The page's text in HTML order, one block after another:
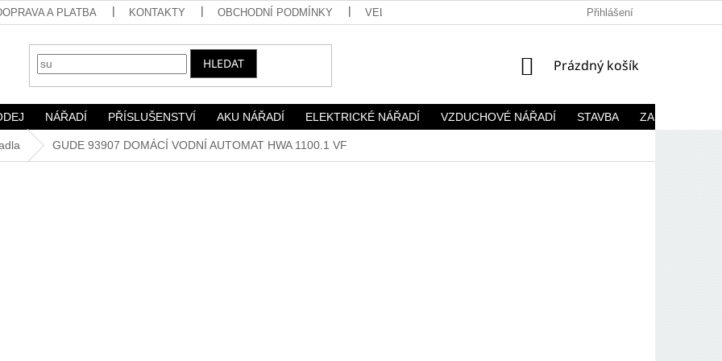
A PLATBA KONTAKTY OBCHODNÍ PODMÍNKY VELKOOBCHOD Přihlášení
HLEDAT
NÁKUPNÍ
Prázdný košík
NÁŘADÍ PŘÍSLUŠENSTVÍ AKU NÁŘADÍ ELEKTRICKÉ NÁŘADÍ VZDUCHOVÉ NÁŘADÍ STAVBA ZAHRADA
GUDE 93907 DOMÁCÍ VODNÍ AUTOMAT HWA 1100.1 VF